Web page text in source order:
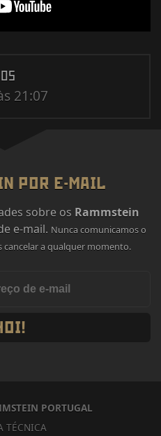
21:07
POR E-MAIL
sobre os Rammstein
e-mail. Nunca comunicamos o
cancelar a qualquer momento.
PORTUGAL
TÉCNICA